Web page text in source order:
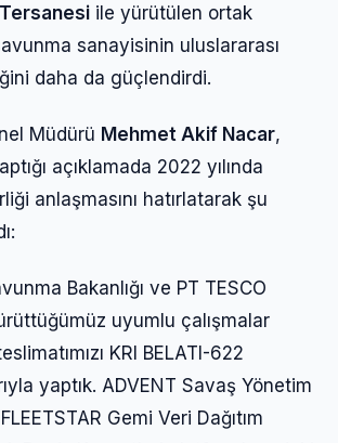
Tersanesi ile yürütülen ortak
sanayisinin uluslararası
daha da güçlendirdi.
Müdürü Mehmet Akif Nacar,
açıklamada 2022 yılında
anlaşmasını hatırlatarak şu
Bakanlığı ve PT TESCO
uyumlu çalışmalar
KRI BELATI-622
yaptık. ADVENT Savaş Yönetim
Gemi Veri Dağıtım